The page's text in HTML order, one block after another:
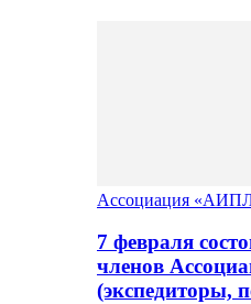
Ассоциация
7 февраля
членов
(экспедиторы,